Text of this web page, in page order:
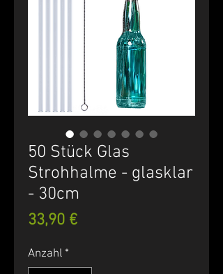
50 Stück Glas
Strohhalme - glasklar
- 30cm
33,90 €Preis
Anzahl *